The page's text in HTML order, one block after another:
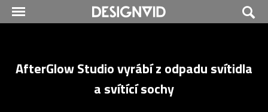
AfterGlow Studio vyrábí z odpadu svítidla
a svítící sochy